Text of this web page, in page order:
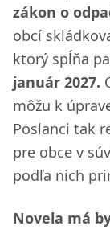
zákon o
obcí
ktorý spĺňa
január 2027.
môžu k
Poslanci tak
pre obce v
podľa nich
Novela má